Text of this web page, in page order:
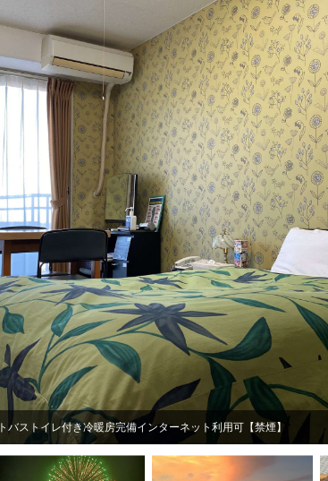
ストイレ付き冷暖房完備インターネット利用可【禁煙】